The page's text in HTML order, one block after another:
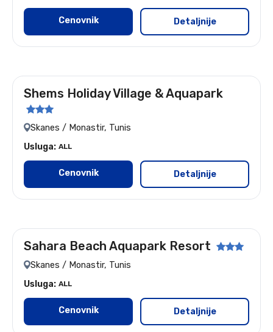
Cenovnik Detaljnije
Let: Nis i Beograd
Shems Holiday Village & Aquapark
Skanes / Monastir, Tunis
Usluga: ALL
Cenovnik Detaljnije
Let: Nis i Beograd
Sahara Beach Aquapark Resort
Skanes / Monastir, Tunis
Usluga: ALL
Cenovnik Detaljnije